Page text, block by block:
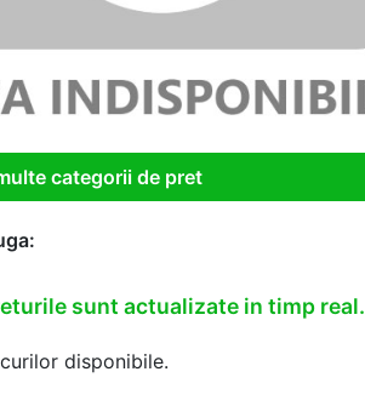
categorii de pret
sunt actualizate in timp real.
disponibile.